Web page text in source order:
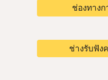
ช่องทางก
ช่างรับฟัง